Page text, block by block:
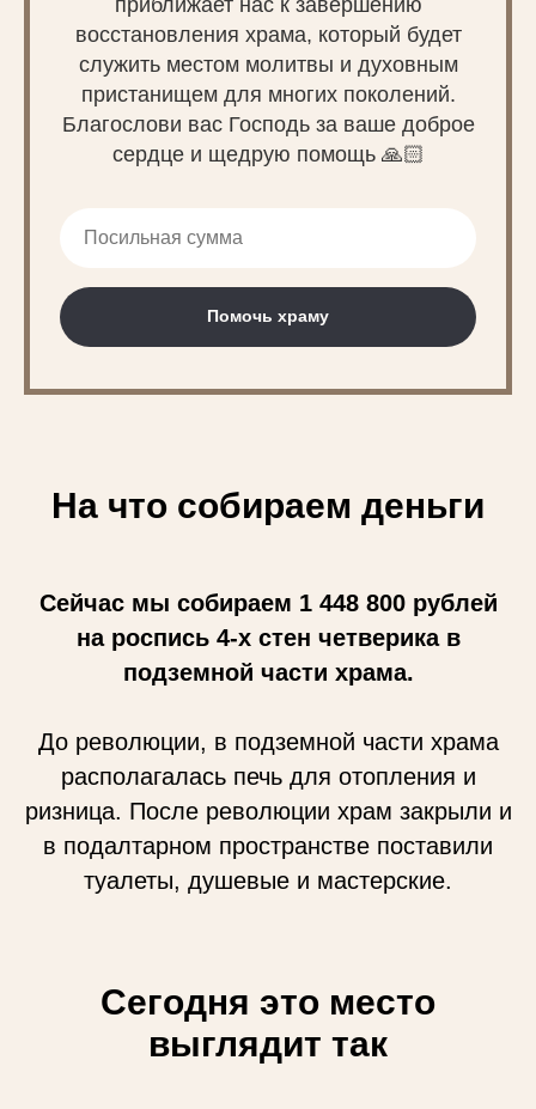
приближает нас к завершению
восстановления храма, который будет
служить местом молитвы и духовным
пристанищем для многих поколений.
Благослови вас Господь за ваше доброе
сердце и щедрую помощь 🙏🏻
Помочь храму
На что собираем деньги
Сейчас мы собираем 1 448 800 рублей
на роспись 4-х стен четверика в
подземной части храма.
До революции, в подземной части храма
располагалась печь для отопления и
ризница. После революции храм закрыли и
в подалтарном пространстве поставили
туалеты, душевые и мастерские.
Сегодня это место
выглядит так